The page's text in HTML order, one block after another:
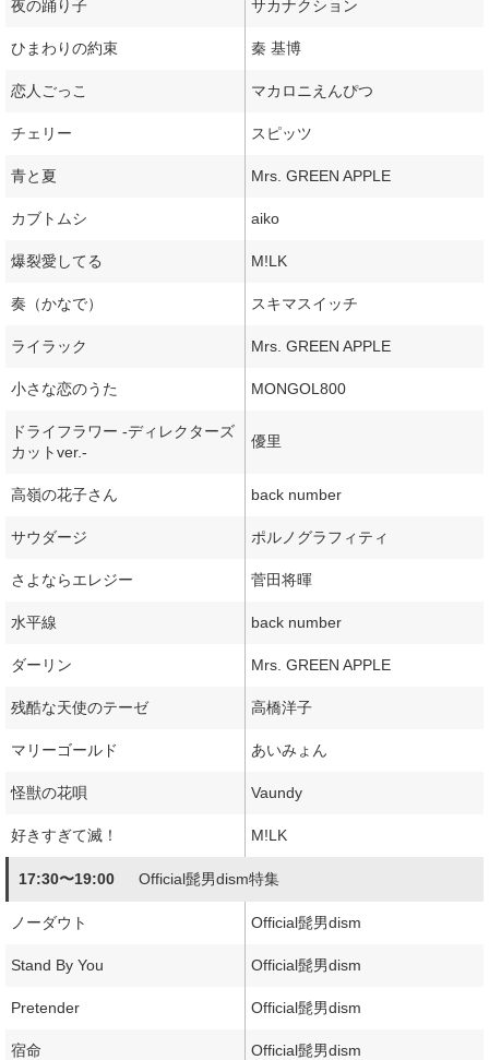
夜の踊り子 サカナクション
ひまわりの約束 秦 基博
恋人ごっこ マカロニえんぴつ
チェリー スピッツ
青と夏 Mrs. GREEN APPLE
カブトムシ aiko
爆裂愛してる M!LK
奏（かなで） スキマスイッチ
ライラック Mrs. GREEN APPLE
小さな恋のうた MONGOL800
ドライフラワー -ディレクターズ
カットver.-
優里
高嶺の花子さん back number
サウダージ ポルノグラフィティ
さよならエレジー 菅田将暉
水平線 back number
ダーリン Mrs. GREEN APPLE
残酷な天使のテーゼ 高橋洋子
マリーゴールド あいみょん
怪獣の花唄 Vaundy
好きすぎて滅！ M!LK
17:30〜19:00 Official髭男dism特集
ノーダウト Official髭男dism
Stand By You Official髭男dism
Pretender Official髭男dism
宿命 Official髭男dism